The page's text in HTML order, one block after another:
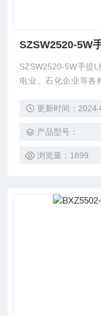
SZSW2520-5W
SZSW2520-5W手提
电业、石化企业等各
构防爆认证，隔爆型
更新时间：
产品型号：
浏览量：1899